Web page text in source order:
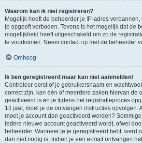
Waarom kan ik niet registreren?
Mogelijk heeft de beheerder je IP-adres
je opgeeft verboden. Tevens is het mogelijk dat de
mogelijkheid heeft uitgeschakeld om zo de
te voorkomen. Neem contact op met de beheerder
Omhoog
Ik ben geregistreerd maar kan niet aanmelden!
Controleer eerst of je gebruikersnaam en
correct zijn, kan één of meerdere zaken hiervan de
geactiveerd is en je tijdens het registratieproces
13 jaar, moet je de ontvangen instructies opvolgen.
moet je account dan geactiveerd worden?
iedere nieuwe account geactiveerd wordt, ofwel
beheerder. Wanneer je je geregistreerd hebt, werd
dan niet nodig is. Indien je een e-mail ontvangen